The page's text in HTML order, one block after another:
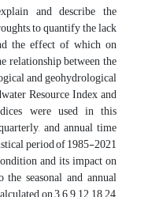
and describe the
to quantify the lack
the effect of which on
relationship between the
and geohydrological
Resource Index and
were used in this
and annual time
period of 1985-2021
and its impact on
seasonal and annual